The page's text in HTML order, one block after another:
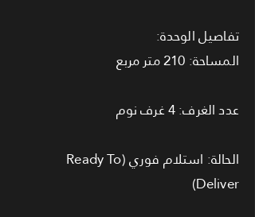
تفاصيل الوحدة:
المساحة: 210 متر مربع
عدد الغرف: 4 غرف نوم
الحالة: استلام فوري (Ready To
Deliver)